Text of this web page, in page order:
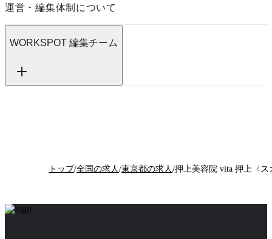
運営・編集体制について
WORKSPOT 編集チーム
トップ/全国の求人 /東京都の求人 /